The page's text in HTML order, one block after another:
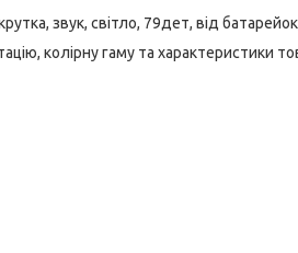
звук, світло, 79дет, від
колірну гаму та характеристики